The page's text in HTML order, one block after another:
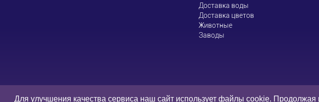
Для улучшения качества сервиса наш сайт использует файлы cookie. Продолжая
Доставка воды
Доставка цветов
Животные
Заводы